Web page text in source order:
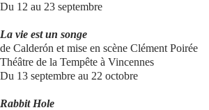
Du 12 au 23 septembre
La vie est un songe
de Calderón et mise en scène Clément Poirée
Théâtre de la Tempête à Vincennes
Du 13 septembre au 22 octobre
Rabbit Hole